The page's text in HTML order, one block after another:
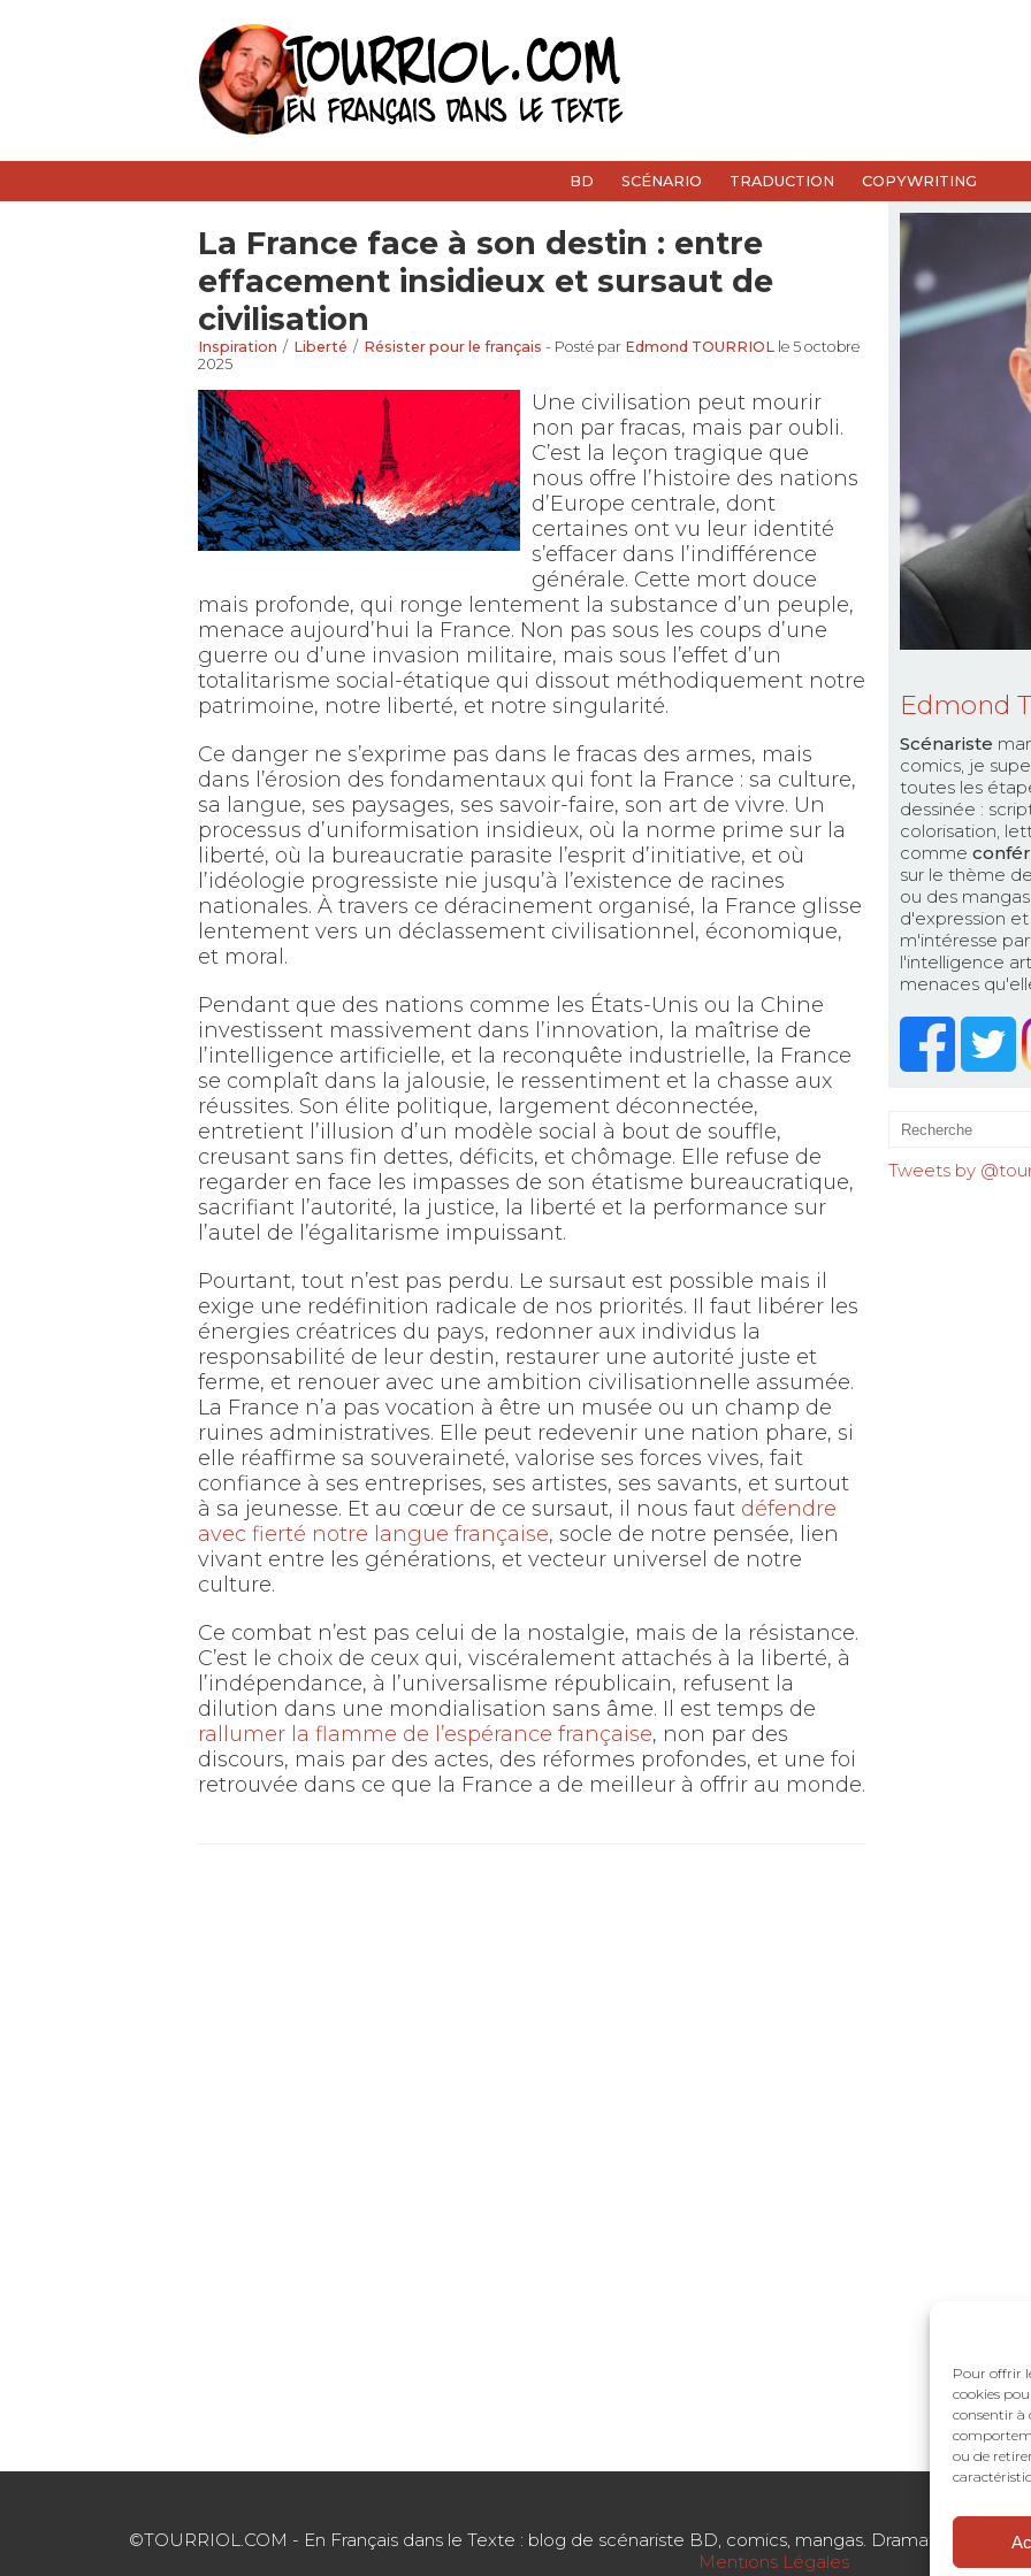
Pour offrir
cookies
consentir à
ou de
BD SCÉNARIO TRADUCTION COPYWRITING
La France face à son destin : entre
effacement insidieux et sursaut de
civilisation
Inspiration / Liberté / Résister pour le français - Posté par Edmond TOURRIOL le 5 octobre
2025
Une civilisation peut mourir
non par fracas, mais par oubli.
C’est la leçon tragique que
nous offre l’histoire des nations
d’Europe centrale, dont
certaines ont vu leur identité
s’effacer dans l’indifférence
générale. Cette mort douce
mais profonde, qui ronge lentement la substance d’un peuple,
menace aujourd’hui la France. Non pas sous les coups d’une
guerre ou d’une invasion militaire, mais sous l’effet d’un
totalitarisme social-étatique qui dissout méthodiquement notre
patrimoine, notre liberté, et notre singularité.
Ce danger ne s’exprime pas dans le fracas des armes, mais
dans l’érosion des fondamentaux qui font la France : sa culture,
sa langue, ses paysages, ses savoir-faire, son art de vivre. Un
processus d’uniformisation insidieux, où la norme prime sur la
liberté, où la bureaucratie parasite l’esprit d’initiative, et où
l’idéologie progressiste nie jusqu’à l’existence de racines
nationales. À travers ce déracinement organisé, la France glisse
lentement vers un déclassement civilisationnel, économique,
et moral.
Pendant que des nations comme les États-Unis ou la Chine
investissent massivement dans l’innovation, la maîtrise de
l’intelligence artificielle, et la reconquête industrielle, la France
se complaît dans la jalousie, le ressentiment et la chasse aux
réussites. Son élite politique, largement déconnectée,
entretient l’illusion d’un modèle social à bout de souffle,
creusant sans fin dettes, déficits, et chômage. Elle refuse de
regarder en face les impasses de son étatisme bureaucratique,
sacrifiant l’autorité, la justice, la liberté et la performance sur
l’autel de l’égalitarisme impuissant.
Pourtant, tout n’est pas perdu. Le sursaut est possible mais il
exige une redéfinition radicale de nos priorités. Il faut libérer les
énergies créatrices du pays, redonner aux individus la
responsabilité de leur destin, restaurer une autorité juste et
ferme, et renouer avec une ambition civilisationnelle assumée.
La France n’a pas vocation à être un musée ou un champ de
ruines administratives. Elle peut redevenir une nation phare, si
elle réaffirme sa souveraineté, valorise ses forces vives, fait
confiance à ses entreprises, ses artistes, ses savants, et surtout
à sa jeunesse. Et au cœur de ce sursaut, il nous faut défendre
avec fierté notre langue française, socle de notre pensée, lien
vivant entre les générations, et vecteur universel de notre
culture.
Ce combat n’est pas celui de la nostalgie, mais de la résistance.
C’est le choix de ceux qui, viscéralement attachés à la liberté, à
l’indépendance, à l’universalisme républicain, refusent la
dilution dans une mondialisation sans âme. Il est temps de
rallumer la flamme de l’espérance française, non par des
discours, mais par des actes, des réformes profondes, et une foi
retrouvée dans ce que la France a de meilleur à offrir au monde.
Edmond
Scénariste
comics, je
toutes les
dessinée :
colorisation,
comme
sur le thème
ou des
d'expression
m'intéresse
l'intelligence
menaces
Tweets by
©TOURRIOL.COM - En Français dans le Texte : blog de scénariste BD, comics, mangas. Dramaturgie.
Mentions Légales